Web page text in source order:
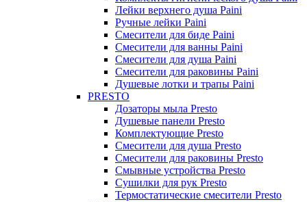
Лейки верхнего душа Paini
Ручные лейки Paini
Смесители для биде Paini
Смесители для ванны Paini
Смесители для душа Paini
Смесители для раковины Paini
Душевые лотки и трапы Paini
PRESTO
Дозаторы мыла Presto
Душевые панели Presto
Комплектующие Presto
Смесители для душа Presto
Смесители для раковины Presto
Смывные устройства Presto
Сушилки для рук Presto
Термостатические смесители Presto